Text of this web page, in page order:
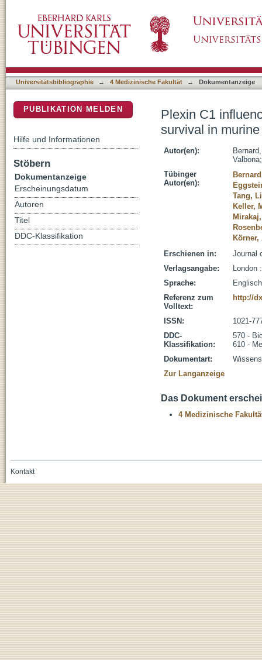
Universitätsbibliographie → 4 Medizinische Fakultät → Dokumentanzeige
Plexin C1
survival in
Autor(en):
Valbona
Tübinger
Autor(en):
Tang,
Keller,
Körner,
Erschienen in:
Journal
Verlagsangabe:
London
Sprache:
Englisch
Referenz zum
Volltext:
http://
ISSN:
1021-
DDC-
Klassifikation:
570 -
610 -
Dokumentart:
Zur Langanzeige
Das Dokument
4 Medizinische
PUBLIKATION MELDEN
Hilfe und Informationen
Stöbern
Dokumentanzeige
Erscheinungsdatum
Autoren
Titel
DDC-Klassifikation
Kontakt